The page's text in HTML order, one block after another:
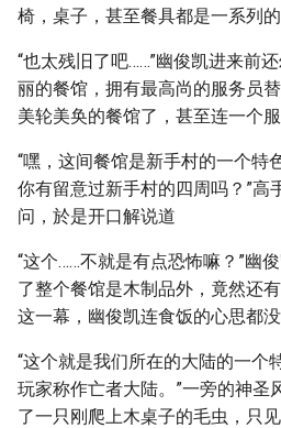
椅，桌子，甚至餐具都是一系列的
“也太残旧了吧……”幽俊凯进来前
丽的餐馆，拥有最高尚的服务员
美轮美奂的餐馆了，甚至连一个服
“嘿，这间餐馆是新手村的一个
你有留意过新手村的四周吗？”高
问，於是开口解说道
“这个……不就是有点恐怖嘛？”幽
了整个餐馆是木制品外，竟然还
这一幕，幽俊凯连食饭的心思都没
“这个就是我们所在的大陆的一个
玩家称作亡者大陆。”一旁的神圣
了一只刚爬上木桌子的毛虫，只